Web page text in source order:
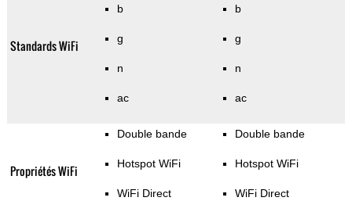
Standards WiFi
b
g
n
ac
b
g
n
ac
Propriétés WiFi
Double bande
Hotspot WiFi
WiFi Direct
Double bande
Hotspot WiFi
WiFi Direct